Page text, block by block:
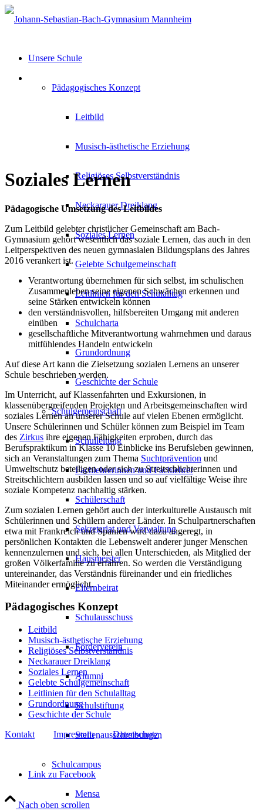
Unsere Schule
Pädagogisches Konzept
Leitbild
Musisch-ästhetische Erziehung
Religiöses Selbstverständnis
Neckarauer Dreiklang
Soziales Lernen
Gelebte Schulgemeinschaft
Leitlinien für den Schulalltag
Schulcharta
Grundordnung
Geschichte der Schule
Schulgemeinschaft
Schulleitung
Fachlehrerinnen und Fachlehrer
Schülerschaft
Sekretariat und Verwaltung
Hausmeister
Elternbeirat
Schulausschuss
Förderverein
Alumni
Schulstiftung
Stellenausschreibungen
Schulcampus
Mensa
Soziales Lernen
Pädagogische Umsetzung des Leitbildes
Zum Leitbild gelebter christlicher Gemeinschaft am Bach-
Gymnasium gehört wesentlich das soziale Lernen, das auch in den
Leitperspektiven des neuen gymnasialen Bildungsplans des Jahres
2016 verankert ist.
Verantwortung übernehmen für sich selbst, im schulischen
Zusammenleben seine eigenen Schwächen erkennen und
seine Stärken entwickeln können
den verständnisvollen, hilfsbereiten Umgang mit anderen
einüben
gesellschaftliche Mitverantwortung wahrnehmen und daraus
mitfühlendes Handeln entwickeln
Auf diese Art kann die Zielsetzung sozialen Lernens an unserer
Schule beschrieben werden.
Im Unterricht, auf Klassenfahrten und Exkursionen, in
klassenübergreifenden Projekten und Arbeitsgemeinschaften wird
soziales Lernen an unserer Schule auf vielen Ebenen ermöglicht.
Unsere Schülerinnen und Schüler können zum Beispiel im Team
des Zirkus ihre eigenen Fähigkeiten erproben, durch das
Berufspraktikum in Klasse 10 Einblicke ins Berufsleben gewinnen,
sich an Veranstaltungen zum Thema Suchtprävention und
Umweltschutz beteiligen oder sich zu Streitschlichterinnen und
Streitschlichtern ausbilden lassen und so auf vielfältige Weise ihre
soziale Kompetenz nachhaltig stärken.
Zum sozialen Lernen gehört auch der interkulturelle Austausch mit
Schülerinnen und Schülern anderer Länder. In Schulpartnerschaften
etwa mit Frankreich und Spanien wird dazu angeregt, in
persönlichen Kontakten die Lebenswelt anderer junger Menschen
kennenzulernen und sich, bei allen Unterschieden, als Mitglied der
großen Völkerfamilie zu erfahren. So werden die Verständigung
untereinander, das Verständnis füreinander und ein friedliches
Miteinander ermöglicht.
Pädagogisches Konzept
Leitbild
Musisch-ästhetische Erziehung
Religiöses Selbstverständnis
Neckarauer Dreiklang
Soziales Lernen
Gelebte Schulgemeinschaft
Leitlinien für den Schulalltag
Grundordnung
Geschichte der Schule
Kontakt
Impressum Datenschutz
Link zu Facebook
Nach oben scrollen